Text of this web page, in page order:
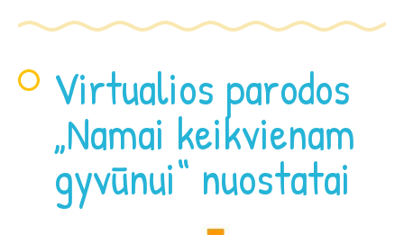
Virtualios parodos
„Namai keikvienam
gyvūnui“ nuostatai